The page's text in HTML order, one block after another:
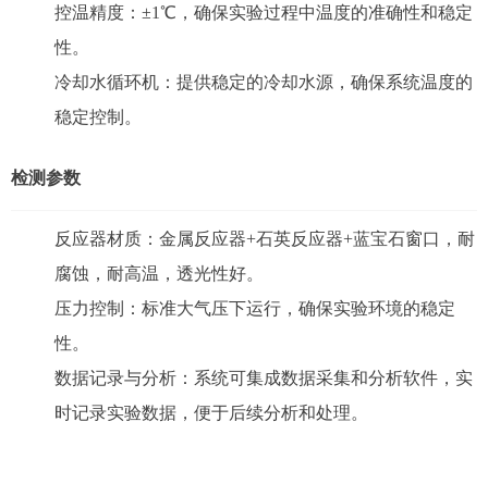
控温精度：±1℃，确保实验过程中温度的准确性和稳定
性。
冷却水循环机：提供稳定的冷却水源，确保系统温度的
稳定控制。
检测参数
反应器材质：金属反应器+石英反应器+蓝宝石窗口，耐
腐蚀，耐高温，透光性好。
压力控制：标准大气压下运行，确保实验环境的稳定
性。
数据记录与分析：系统可集成数据采集和分析软件，实
时记录实验数据，便于后续分析和处理。